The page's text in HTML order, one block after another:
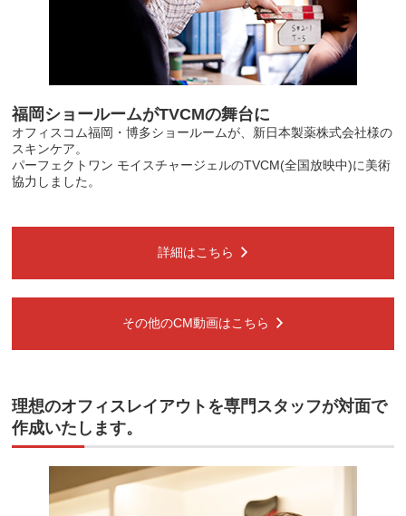
福岡ショールームがTVCMの舞台に
オフィスコム福岡・博多ショールームが、新日本製薬株式会社様の
スキンケア。
パーフェクトワン モイスチャージェルのTVCM(全国放映中)に美術
協力しました。
詳細はこちら
その他のCM動画はこちら
理想のオフィスレイアウトを専門スタッフが対面で
作成いたします。